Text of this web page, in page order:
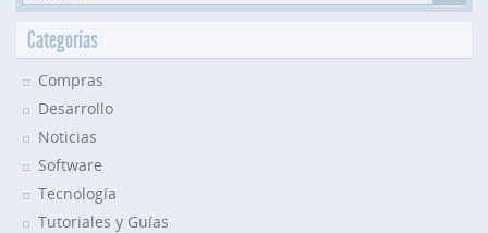
Categorías
Compras
Desarrollo
Noticias
Software
Tecnología
Tutoriales y Guías